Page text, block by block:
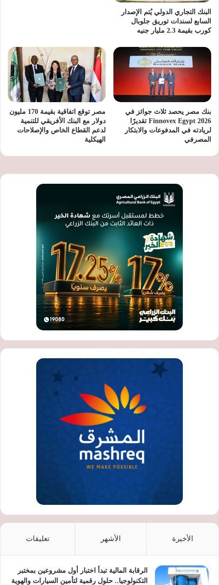
البنك التجاري الدولي يُتم الإصدار
السابع لسندات توريق جلوبال
كورب بقيمة 2.3 مليار جنيه
بنك مصر يحصد ثلاث جوائز في
Finnovex Egypt 2026 تقديرًا
لريادته في المدفوعات والابتكار
المصرفي
مصر توقع اتفاقية بقيمة 170 مليون
دولار مع البنك الأفريقي للتنمية
لدعم القطاع الخاص والإصلاحات
الهيكلية
الأخيرة الأشهر تعليقات
الرقابة المالية تبدأ اختبار أول مشروعين بمختبر
التكنولوجيا.. حلول رقمية لتأمين السيارات والهوية